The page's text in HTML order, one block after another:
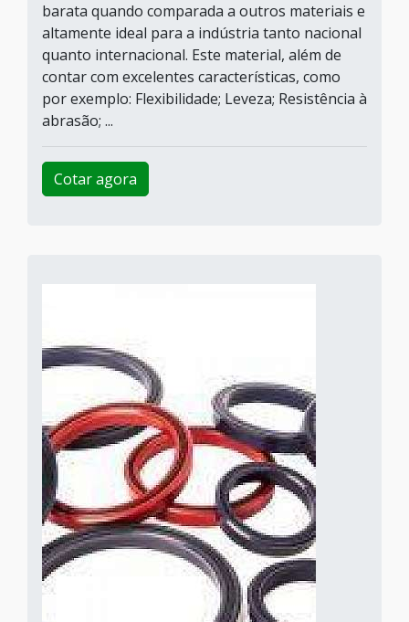
barata quando comparada a outros materiais e
altamente ideal para a indústria tanto nacional
quanto internacional. Este material, além de
contar com excelentes características, como
por exemplo: Flexibilidade; Leveza; Resistência à
abrasão; ...
Cotar agora